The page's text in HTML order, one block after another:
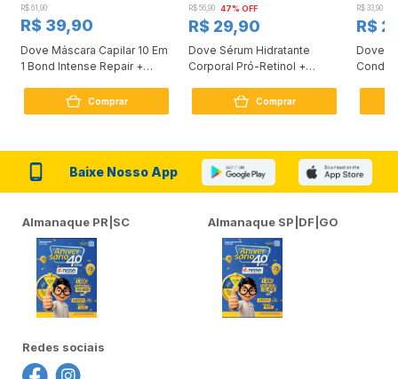
R$ 61,90
R$ 39,90
Dove Máscara Capilar 10 Em
1 Bond Intense Repair +
Comprar
R$ 56,90 47% OFF
R$ 29,90
Dove Sérum Hidratante
Corporal Pró-Retinol +
Comprar
R$ 33,90
R$
Dove
Baixe Nosso App
Almanaque PR|SC Almanaque SP|DF|GO
Redes sociais